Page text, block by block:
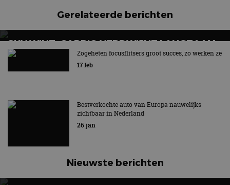
Gerelateerde berichten
SUV WINT, CABRIO VERDWIJNT LANGZAAM
UIT BEELD
Hét symbool van vrijheid en rijplezier verdwijnt
Zogeheten focusflitsers groot succes, zo werken ze
17 feb
Bestverkochte auto van Europa nauwelijks
zichtbaar in Nederland
26 jan
Nieuwste berichten